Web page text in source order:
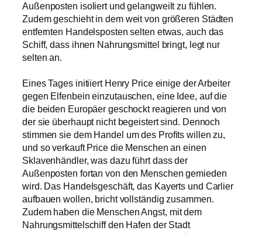
Außenposten isoliert und gelangweilt zu fühlen.
Zudem geschieht in dem weit von größeren Städten
entfernten Handelsposten selten etwas, auch das
Schiff, dass ihnen Nahrungsmittel bringt, legt nur
selten an.
Eines Tages initiiert Henry Price einige der Arbeiter
gegen Elfenbein einzutauschen, eine Idee, auf die
die beiden Europäer geschockt reagieren und von
der sie überhaupt nicht begeistert sind. Dennoch
stimmen sie dem Handel um des Profits willen zu,
und so verkauft Price die Menschen an einen
Sklavenhändler, was dazu führt dass der
Außenposten fortan von den Menschen gemieden
wird. Das Handelsgeschäft, das Kayerts und Carlier
aufbauen wollen, bricht vollständig zusammen.
Zudem haben die Menschen Angst, mit dem
Nahrungsmittelschiff den Hafen der Stadt